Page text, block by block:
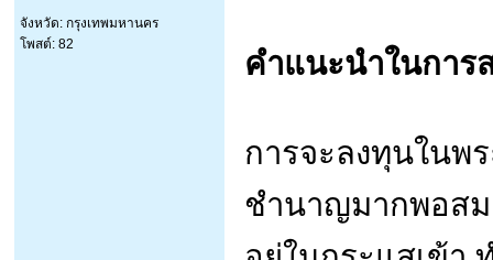
จังหวัด: กรุงเทพมหานคร
โพสต์: 82
คำแนะนำในการ
การจะลงทุนในพ
ชำนาญมากพอสม